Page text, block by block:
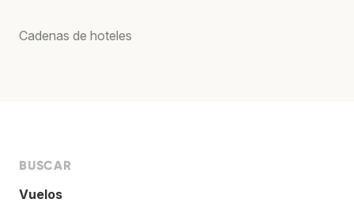
Cadenas de hoteles
BUSCAR
Vuelos